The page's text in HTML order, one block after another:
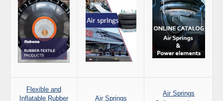
Flexible and
Inflatable Rubber
Air Springs
Air Springs